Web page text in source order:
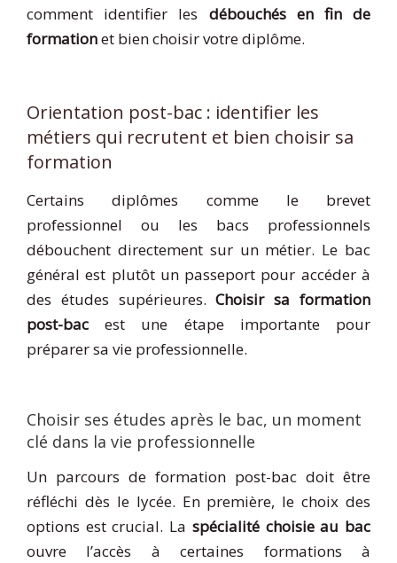
comment identifier les débouchés en fin de
formationet bien choisir votre diplôme.
Orientation post-bac : identifier les
métiers qui recrutent et bien choisir sa
formation
Certains diplômes comme le brevet
professionnel ou les bacs professionnels
débouchent directement sur un métier. Le bac
général est plutôt un passeport pour accéder à
des études supérieures.Choisir sa formation
post-bac est une étape importante pour
préparer sa vie professionnelle.
Choisir ses études après le bac, un moment
clé dans la vie professionnelle
Un parcours de formation post-bac doit être
réfléchi dès le lycée. En première, le choix des
options est crucial. La spécialité choisie au bac
ouvre l’accès à certaines formations à